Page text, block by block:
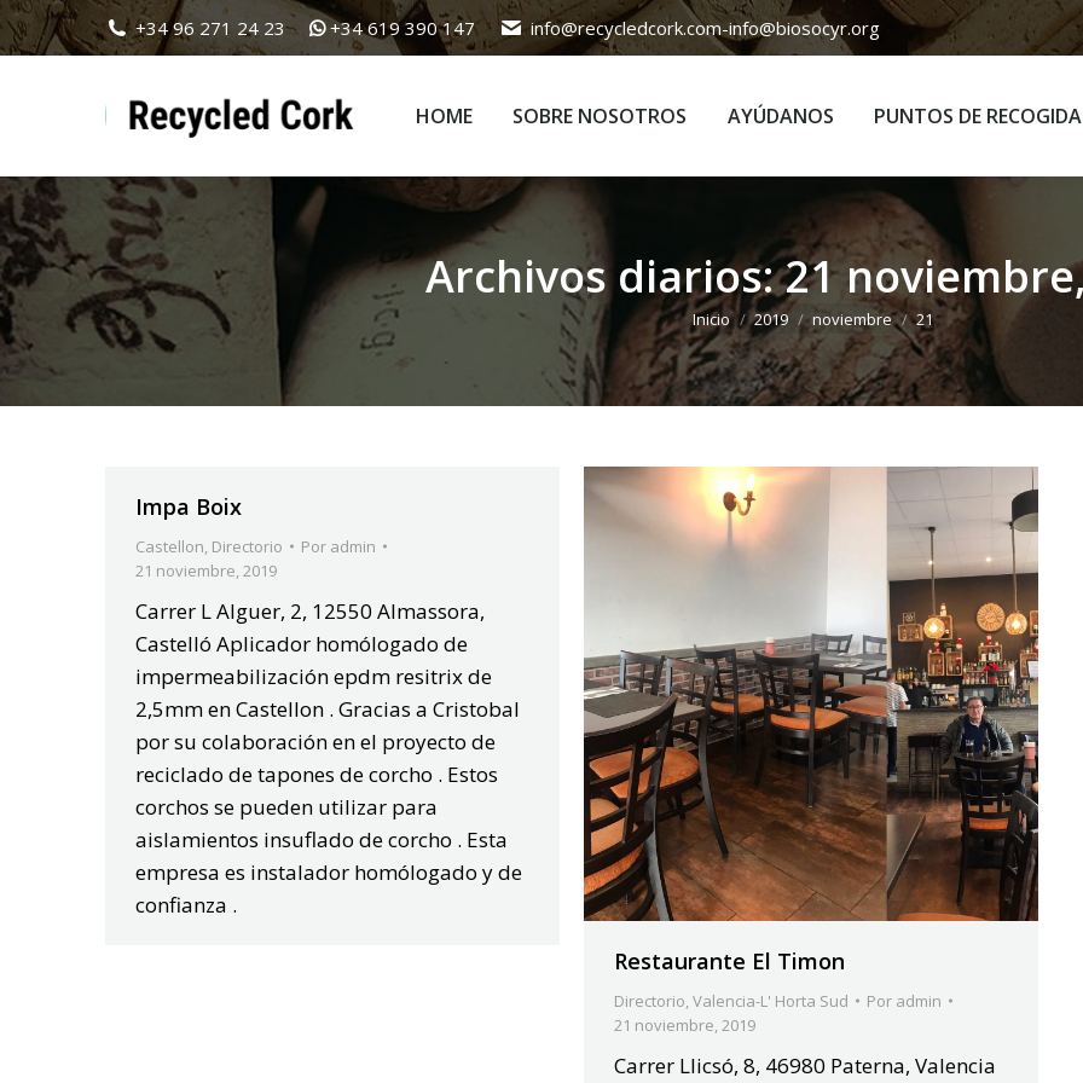
+34 96 271 24 23 +34 619 390 147 info@recycledcork.com-info@biosocyr.org
HOME SOBRE NOSOTROS AYÚDANOS PUNTOS DE RECOGIDA
Archivos diarios:21
Estás aquí:
Inicio 2019 noviembre 21
Impa Boix
Castellon, Directorio Por admin
21 noviembre, 2019
Carrer L Alguer, 2, 12550 Almassora,
Castelló Aplicador homólogado de
impermeabilización epdm resitrix de
2,5mm en Castellon . Gracias a Cristobal
por su colaboración en el proyecto de
reciclado de tapones de corcho . Estos
corchos se pueden utilizar para
aislamientos insuflado de corcho . Esta
empresa es instalador homólogado y de
confianza .
Restaurante El Timon
Directorio,Valencia-L' Horta Sud Por admin
21 noviembre, 2019
Carrer Llicsó, 8, 46980 Paterna, Valencia
HOME SOBRE NOSOTROS AYÚDANOS PUNTOS DE RECOGIDA